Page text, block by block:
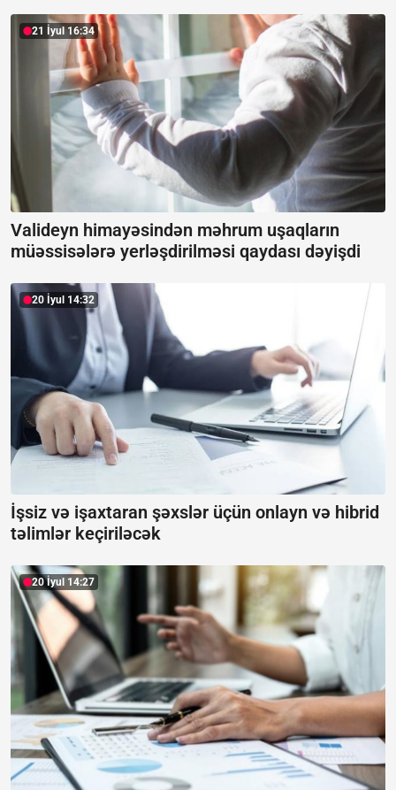
21 İyul 16:34
Valideyn himayəsindən məhrum uşaqların
müəssisələrə yerləşdirilməsi qaydası dəyişdi
20 İyul 14:32
İşsiz və işaxtaran şəxslər üçün onlayn və hibrid
təlimlər keçiriləcək
20 İyul 14:27